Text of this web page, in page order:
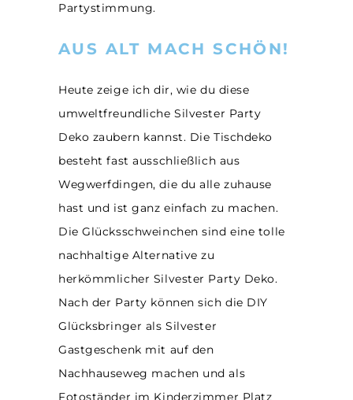
Partystimmung.
AUS ALT MACH SCHÖN!
Heute zeige ich dir, wie du diese
umweltfreundliche Silvester Party
Deko zaubern kannst. Die Tischdeko
besteht fast ausschließlich aus
Wegwerfdingen, die du alle zuhause
hast und ist ganz einfach zu machen.
Die Glücksschweinchen sind eine tolle
nachhaltige Alternative zu
herkömmlicher Silvester Party Deko.
Nach der Party können sich die DIY
Glücksbringer als Silvester
Gastgeschenk mit auf den
Nachhauseweg machen und als